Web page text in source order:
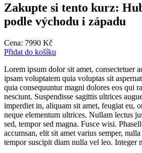
Zakupte si tento kurz:
podle východu i západu
Cena: 7990 Kč
Přidat do košíku
Lorem ipsum dolor sit amet, consectetuer
ipsam voluptatem quia voluptas sit
quia consequuntur magni dolores eos qui
nesciunt. Suspendisse sagittis ultrices
imperdiet in, aliquam sit amet, feugiat eu,
neque elementum ultrices. Nullam lectus
sed, tempor sed magna. Fusce wisi.
accumsan, elit sit amet varius semper,
tempor suscipit diam nulla vel leo. Integer